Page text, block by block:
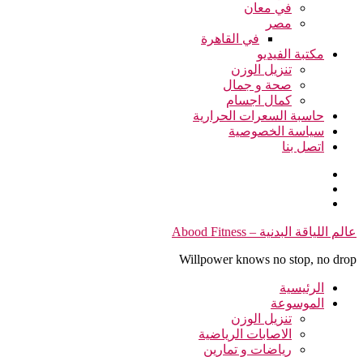
في معان
مصر
في القاهرة
مكتبة الفيديو
تنزيل الوزن
صحة و جمال
كمال اجسام
حاسبة السعرات الحرارية
سياسة الخصوصية
اتصل بنا
التجاوز
المحتوى
عالم اللياقة البدنية – Abood Fitness
Willpower knows no stop, no drop
الرئيسية
الموسوعة
تنزيل الوزن
الاصابات الرياضية
رياضات و تمارين